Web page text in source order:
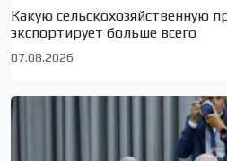
Какую сельскохозяйственную
экспортирует больше всего
07.08.2026